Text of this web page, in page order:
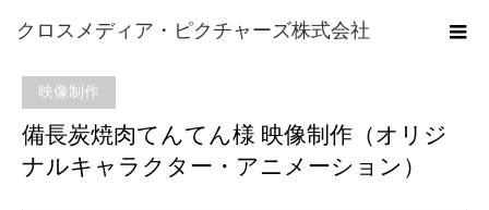
クロスメディア・ピクチャーズ株式会社
実績一覧
映像制作 備長炭焼肉てんてん様 映像制作（オ
映像制作
備長炭焼肉てんてん様 映像制作（オリジ
ナルキャラクター・アニメーション）